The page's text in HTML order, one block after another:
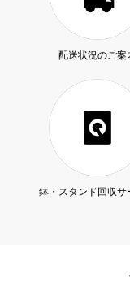
配送状況のご案
鉢・スタンド回収サ